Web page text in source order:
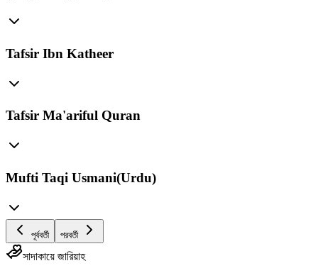
Tafsir Ibn Katheer
Tafsir Ma'ariful Quran
Mufti Taqi Usmani(Urdu)
পূর্ববর্তী পরবর্তী
সাদাকায়ে জারিয়াহ